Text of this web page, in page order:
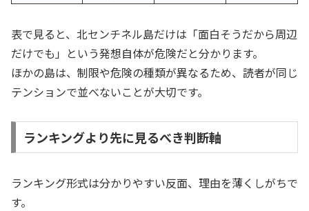
表で見ると、北センチネル島だけは「面白そうだから周辺
だけでも」という発想自体が危険だと分かります。
ほかの島は、制限や危険の種類が異なるため、読者が同じ
テンションで並べないことが大切です。
ランキングより先に見るべき判断軸
ランキング形式は分かりやすい反面、理由を薄くしがちで
す。